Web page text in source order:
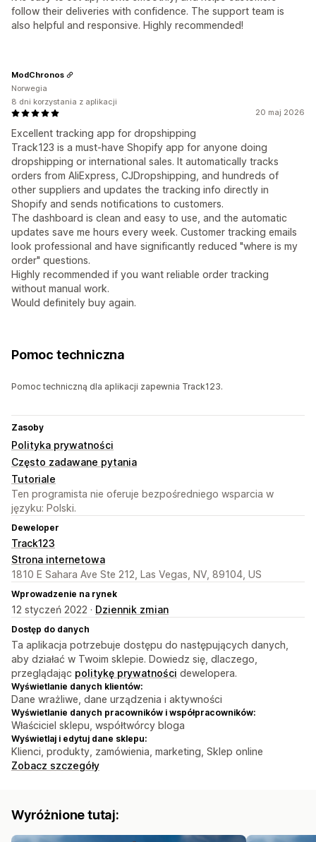
follow their deliveries with confidence. The support team is
also helpful and responsive. Highly recommended!
20 maj 2026
Excellent tracking app for dropshipping
Track123 is a must-have Shopify app for anyone doing
dropshipping or international sales. It automatically tracks
orders from AliExpress, CJDropshipping, and hundreds of
other suppliers and updates the tracking info directly in
Shopify and sends notifications to customers.
The dashboard is clean and easy to use, and the automatic
updates save me hours every week. Customer tracking emails
look professional and have significantly reduced "where is my
order" questions.
Highly recommended if you want reliable order tracking
without manual work.
Would definitely buy again.
ModChronos
Norwegia
8 dni korzystania z aplikacji
Pomoc techniczna
Pomoc techniczną dla aplikacji zapewnia Track123.
Zasoby
Polityka prywatności
Często zadawane pytania
Tutoriale
Ten programista nie oferuje bezpośredniego wsparcia w
języku: Polski.
Deweloper
Track123
Strona internetowa
1810 E Sahara Ave Ste 212, Las Vegas, NV, 89104, US
Wprowadzenie na rynek
12 styczeń 2022 · Dziennik zmian
Dostęp do danych
Ta aplikacja potrzebuje dostępu do następujących danych,
aby działać w Twoim sklepie. Dowiedz się, dlaczego,
przeglądając politykę prywatności dewelopera.
Wyświetlanie danych klientów:
Dane wrażliwe, dane urządzenia i aktywności
Wyświetlanie danych pracowników i współpracowników:
Właściciel sklepu, współtwórcy bloga
Wyświetlaj i edytuj dane sklepu:
Klienci, produkty, zamówienia, marketing, Sklep online
Zobacz szczegóły
Wyróżnione tutaj: